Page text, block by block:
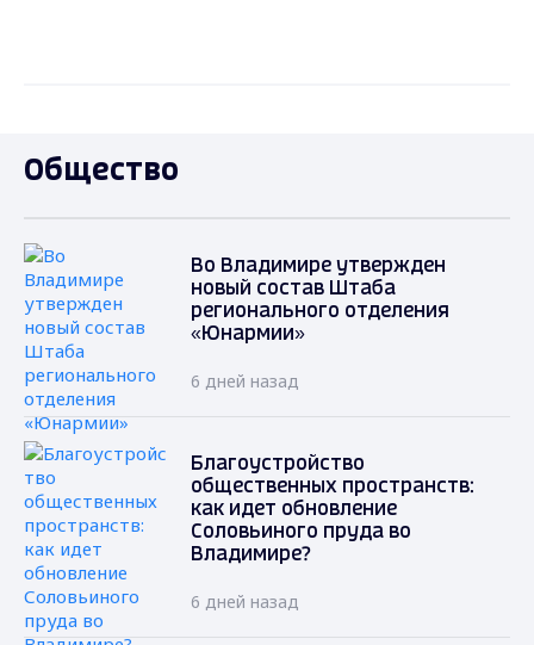
Общество
Во Владимире утвержден
новый состав Штаба
регионального отделения
«Юнармии»
6 дней назад
Благоустройство
общественных пространств:
как идет обновление
Соловьиного пруда во
Владимире?
6 дней назад